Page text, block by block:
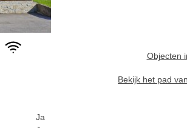
Ja
Objecten
Bekijk het pad